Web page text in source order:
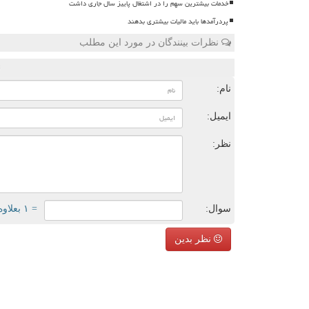
خدمات بیشترین سهم را در اشتغال پاییز سال جاری داشت
پردرآمدها باید مالیات بیشتری بدهند
نظرات بینندگان در مورد این مطلب
نام:
ایمیل:
نظر:
سوال: = ۱ بعلاوه ۴
نظر بدین